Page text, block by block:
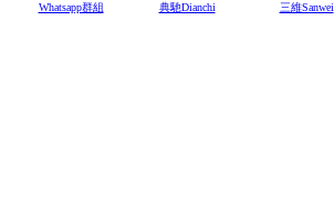
Whatsapp群組 典馳Dianchi 三維Sanwei